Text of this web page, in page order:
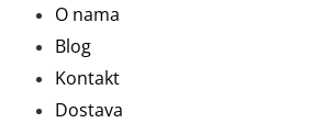
O nama
Blog
Kontakt
Dostava